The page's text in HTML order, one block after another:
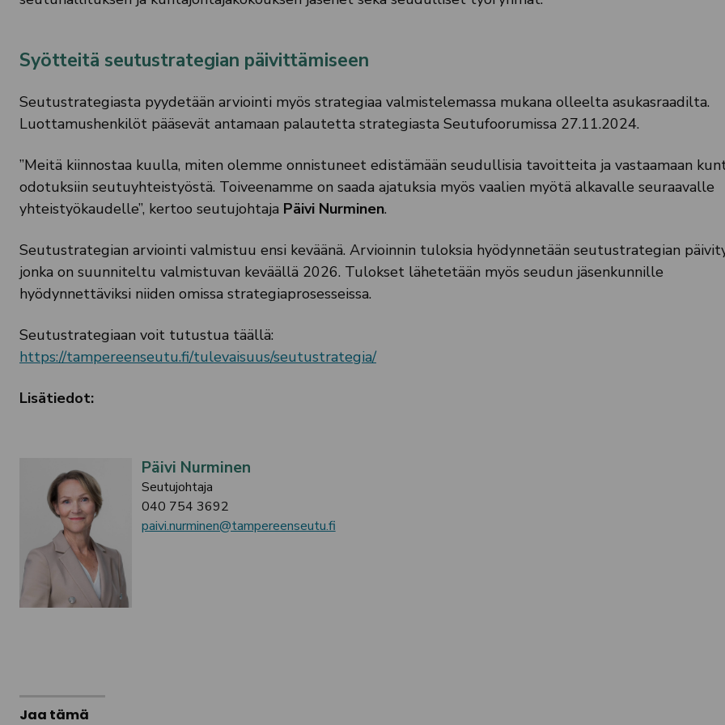
Syötteitä seutustrategian päivittämiseen
Seutustrategiasta pyydetään arviointi myös strategiaa valmistelemassa mukana olleelta asukasraadilta.
Luottamushenkilöt pääsevät antamaan palautetta strategiasta Seutufoorumissa 27.11.2024.
”Meitä kiinnostaa kuulla, miten olemme onnistuneet edistämään seudullisia tavoitteita ja vastaamaan
odotuksiin seutuyhteistyöstä. Toiveenamme on saada ajatuksia myös vaalien myötä alkavalle seuraavalle
yhteistyökaudelle”, kertoo seutujohtaja Päivi Nurminen.
Seutustrategian arviointi valmistuu ensi keväänä. Arvioinnin tuloksia hyödynnetään seutustrategian
jonka on suunniteltu valmistuvan keväällä 2026. Tulokset lähetetään myös seudun jäsenkunnille
hyödynnettäviksi niiden omissa strategiaprosesseissa.
Seutustrategiaan voit tutustua täällä:
https://tampereenseutu.fi/tulevaisuus/seutustrategia/
Lisätiedot:
Päivi Nurminen
Seutujohtaja
040 754 3692
paivi.nurminen@tampereenseutu.fi
Jaa tämä